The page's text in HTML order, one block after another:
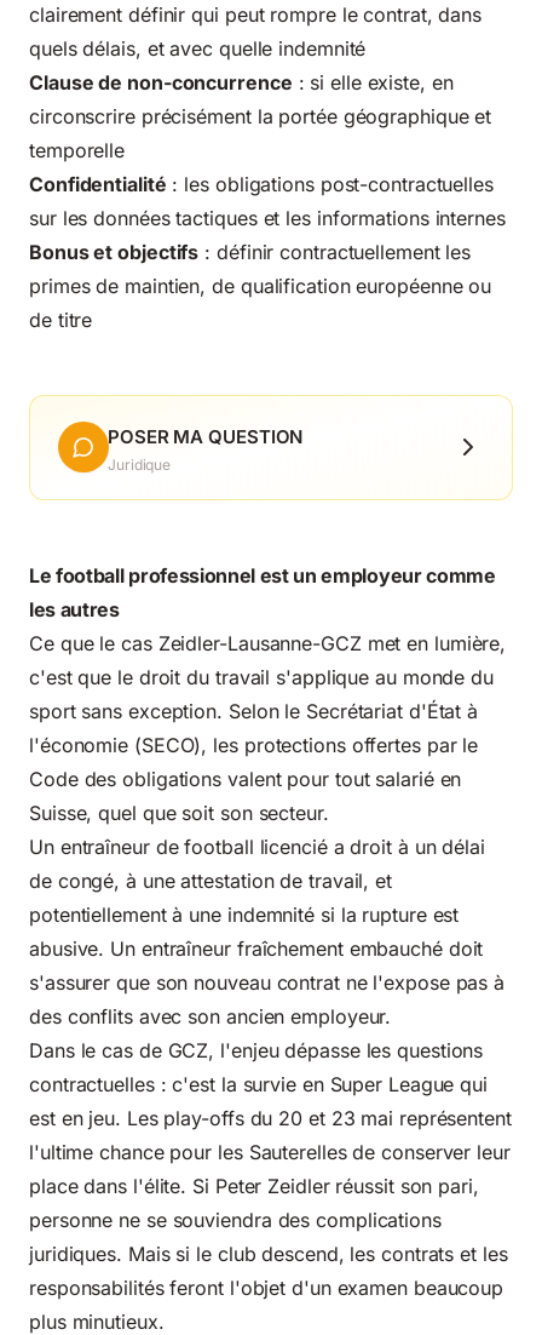
clairement définir qui peut rompre le contrat, dans
quels délais, et avec quelle indemnité
Clause de non-concurrence : si elle existe, en
circonscrire précisément la portée géographique et
temporelle
Confidentialité : les obligations post-contractuelles
sur les données tactiques et les informations internes
Bonus et objectifs : définir contractuellement les
primes de maintien, de qualification européenne ou
de titre
POSER MA QUESTION
Juridique
Le football professionnel est un employeur comme
les autres
Ce que le cas Zeidler-Lausanne-GCZ met en lumière,
c'est que le droit du travail s'applique au monde du
sport sans exception. Selon le Secrétariat d'État à
l'économie (SECO), les protections offertes par le
Code des obligations valent pour tout salarié en
Suisse, quel que soit son secteur.
Un entraîneur de football licencié a droit à un délai
de congé, à une attestation de travail, et
potentiellement à une indemnité si la rupture est
abusive. Un entraîneur fraîchement embauché doit
s'assurer que son nouveau contrat ne l'expose pas à
des conflits avec son ancien employeur.
Dans le cas de GCZ, l'enjeu dépasse les questions
contractuelles : c'est la survie en Super League qui
est en jeu. Les play-offs du 20 et 23 mai représentent
l'ultime chance pour les Sauterelles de conserver leur
place dans l'élite. Si Peter Zeidler réussit son pari,
personne ne se souviendra des complications
juridiques. Mais si le club descend, les contrats et les
responsabilités feront l'objet d'un examen beaucoup
plus minutieux.